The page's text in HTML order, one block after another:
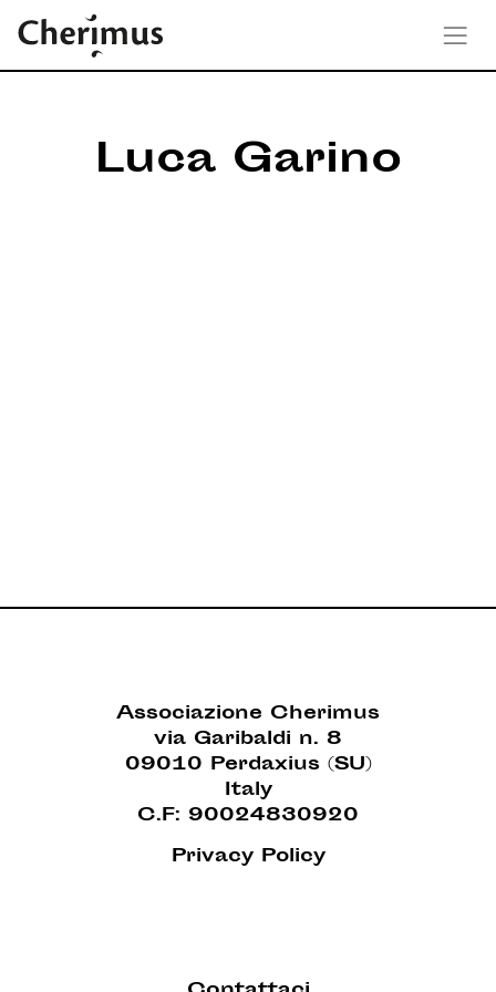
Luca Garino
Associazione Cherimus
via Garibaldi n. 8
09010 Perdaxius (SU)
Italy
C.F: 90024830920
Privacy Policy